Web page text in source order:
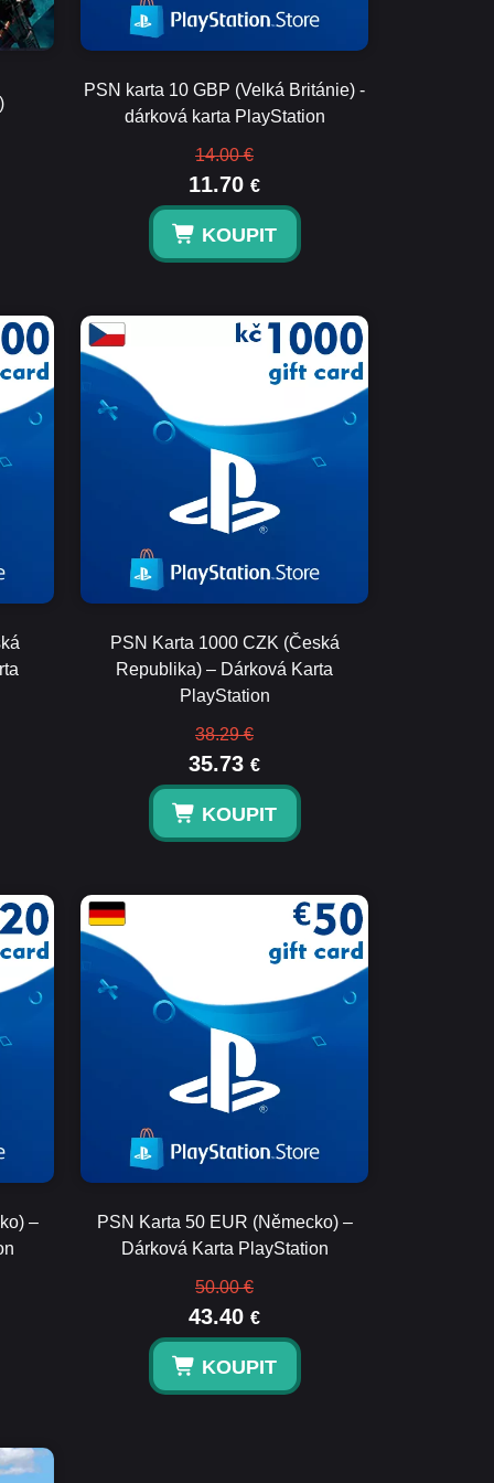
PSN karta 10 GBP (Velká Británie) -
dárková karta PlayStation
14.00 €
11.70 €
KOUPIT
PSN Karta 1000 CZK (Česká
Republika) – Dárková Karta
PlayStation
38.29 €
35.73 €
KOUPIT
–
PSN Karta 50 EUR (Německo) –
Dárková Karta PlayStation
50.00 €
43.40 €
KOUPIT